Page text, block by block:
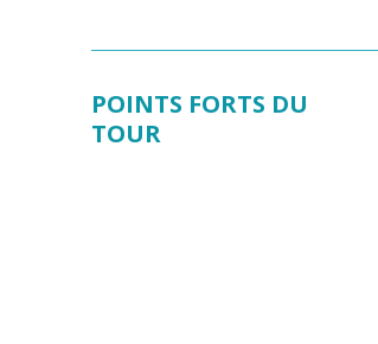
POINTS FORTS DU
TOUR